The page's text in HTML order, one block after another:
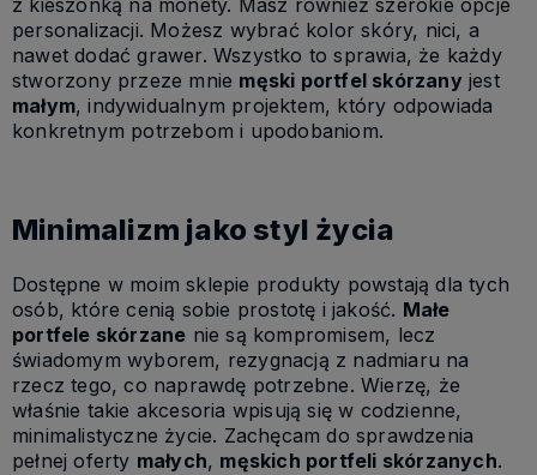
z kieszonką na monety. Masz również szerokie opcje
personalizacji. Możesz wybrać kolor skóry, nici, a
nawet dodać grawer. Wszystko to sprawia, że każdy
stworzony przeze mnie męski portfel skórzanyjest
małym, indywidualnym projektem, który odpowiada
konkretnym potrzebom i upodobaniom.
Minimalizm jako styl życia
Dostępne w moim sklepie produkty powstają dla tych
osób, które cenią sobie prostotę i jakość. Małe
portfele skórzane nie są kompromisem, lecz
świadomym wyborem, rezygnacją z nadmiaru na
rzecz tego, co naprawdę potrzebne. Wierzę, że
właśnie takie akcesoria wpisują się w codzienne,
minimalistyczne życie. Zachęcam do sprawdzenia
pełnej oferty małych, męskich portfeli skórzanych.